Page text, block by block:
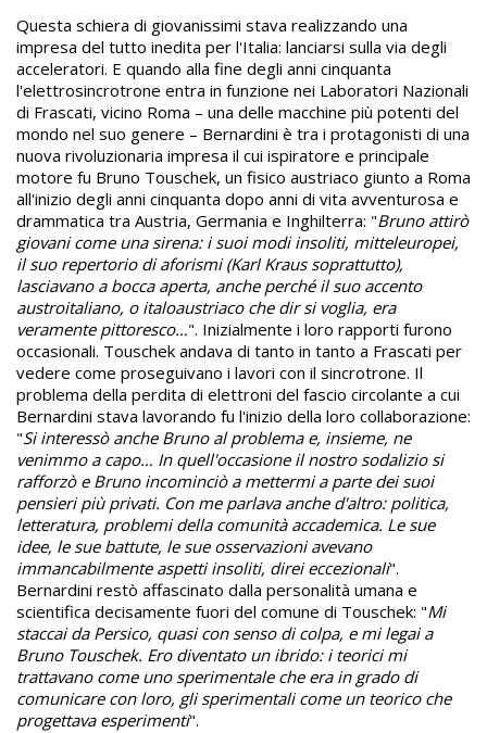
Questa schiera di giovanissimi stava realizzando una
impresa del tutto inedita per l'Italia: lanciarsi sulla via degli
acceleratori. E quando alla fine degli anni cinquanta
l'elettrosincrotrone entra in funzione nei Laboratori Nazionali
di Frascati, vicino Roma – una delle macchine più potenti del
mondo nel suo genere – Bernardini è tra i protagonisti di una
nuova rivoluzionaria impresa il cui ispiratore e principale
motore fu Bruno Touschek, un fisico austriaco giunto a Roma
all'inizio degli anni cinquanta dopo anni di vita avventurosa e
drammatica tra Austria, Germania e Inghilterra: "Bruno attirò
giovani come una sirena: i suoi modi insoliti, mitteleuropei,
il suo repertorio di aforismi (Karl Kraus soprattutto),
lasciavano a bocca aperta, anche perché il suo accento
austroitaliano, o italoaustriaco che dir si voglia, era
veramente pittoresco…". Inizialmente i loro rapporti furono
occasionali. Touschek andava di tanto in tanto a Frascati per
vedere come proseguivano i lavori con il sincrotrone. Il
problema della perdita di elettroni del fascio circolante a cui
Bernardini stava lavorando fu l'inizio della loro collaborazione:
"Si interessò anche Bruno al problema e, insieme, ne
venimmo a capo… In quell'occasione il nostro sodalizio si
rafforzò e Bruno incominciò a mettermi a parte dei suoi
pensieri più privati. Con me parlava anche d'altro: politica,
letteratura, problemi della comunità accademica. Le sue
idee, le sue battute, le sue osservazioni avevano
immancabilmente aspetti insoliti, direi eccezionali".
Bernardini restò affascinato dalla personalità umana e
scientifica decisamente fuori del comune di Touschek: "Mi
staccai da Persico, quasi con senso di colpa, e mi legai a
Bruno Touschek. Ero diventato un ibrido: i teorici mi
trattavano come uno sperimentale che era in grado di
comunicare con loro, gli sperimentali come un teorico che
progettava esperimenti".